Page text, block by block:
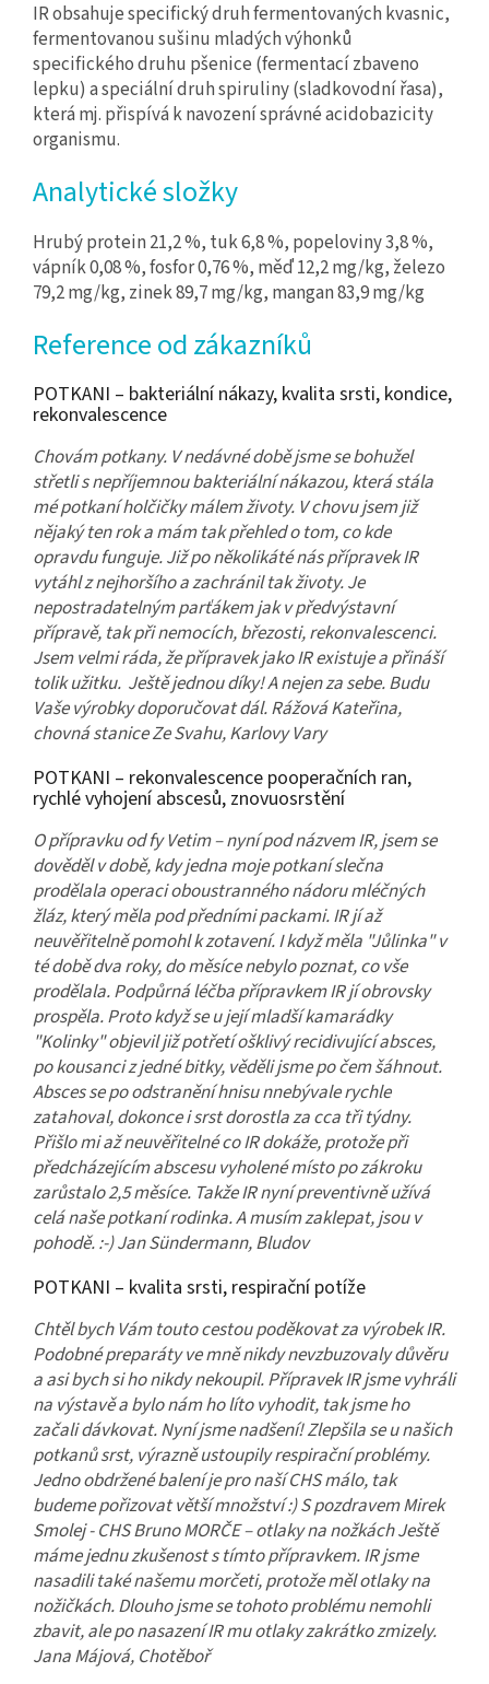
IR obsahuje specifický druh fermentovaných kvasnic,
fermentovanou sušinu mladých výhonků
specifického druhu pšenice (fermentací zbaveno
lepku) a speciální druh spiruliny (sladkovodní řasa),
která mj. přispívá k navození správné acidobazicity
organismu.
Analytické složky
Hrubý protein 21,2 %, tuk 6,8 %, popeloviny 3,8 %,
vápník 0,08 %, fosfor 0,76 %, měď 12,2 mg/kg, železo
79,2 mg/kg, zinek 89,7 mg/kg, mangan 83,9 mg/kg
Reference od zákazníků
POTKANI – bakteriální nákazy, kvalita srsti, kondice,
rekonvalescence
Chovám potkany. V nedávné době jsme se bohužel
střetli s nepříjemnou bakteriální nákazou, která stála
mé potkaní holčičky málem životy. V chovu jsem již
nějaký ten rok a mám tak přehled o tom, co kde
opravdu funguje. Již po několikáté nás přípravek IR
vytáhl z nejhoršího a zachránil tak životy. Je
nepostradatelným parťákem jak v předvýstavní
přípravě, tak při nemocích, březosti, rekonvalescenci.
Jsem velmi ráda, že přípravek jako IR existuje a přináší
tolik užitku. Ještě jednou díky! A nejen za sebe. Budu
Vaše výrobky doporučovat dál. Rážová Kateřina,
chovná stanice Ze Svahu, Karlovy Vary
POTKANI – rekonvalescence pooperačních ran,
rychlé vyhojení abscesů, znovuosrstění
O přípravku od fy Vetim – nyní pod názvem IR, jsem se
dověděl v době, kdy jedna moje potkaní slečna
prodělala operaci oboustranného nádoru mléčných
žláz, který měla pod předními packami. IR jí až
neuvěřitelně pomohl k zotavení. I když měla "Jůlinka" v
té době dva roky, do měsíce nebylo poznat, co vše
prodělala. Podpůrná léčba přípravkem IR jí obrovsky
prospěla. Proto když se u její mladší kamarádky
"Kolinky" objevil již potřetí ošklivý recidivující absces,
po kousanci z jedné bitky, věděli jsme po čem šáhnout.
Absces se po odstranění hnisu nnebývale rychle
zatahoval, dokonce i srst dorostla za cca tři týdny.
Přišlo mi až neuvěřitelné co IR dokáže, protože při
předcházejícím abscesu vyholené místo po zákroku
zarůstalo 2,5 měsíce. Takže IR nyní preventivně užívá
celá naše potkaní rodinka. A musím zaklepat, jsou v
pohodě. :-) Jan Sündermann, Bludov
POTKANI – kvalita srsti, respirační potíže
Chtěl bych Vám touto cestou poděkovat za výrobek IR.
Podobné preparáty ve mně nikdy nevzbuzovaly důvěru
a asi bych si ho nikdy nekoupil. Přípravek IR jsme vyhráli
na výstavě a bylo nám ho líto vyhodit, tak jsme ho
začali dávkovat. Nyní jsme nadšení! Zlepšila se u našich
potkanů srst, výrazně ustoupily respirační problémy.
Jedno obdržené balení je pro naší CHS málo, tak
budeme pořizovat větší množství :) S pozdravem Mirek
Smolej - CHS Bruno MORČE – otlaky na nožkách Ještě
máme jednu zkušenost s tímto přípravkem. IR jsme
nasadili také našemu morčeti, protože měl otlaky na
nožičkách. Dlouho jsme se tohoto problému nemohli
zbavit, ale po nasazení IR mu otlaky zakrátko zmizely.
Jana Májová, Chotěboř